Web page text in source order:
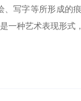
写字等所形成的
一种艺术表现形式